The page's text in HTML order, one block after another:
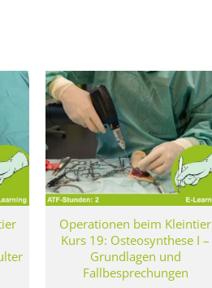
Operationen beim Kleintier
Kurs 19: Osteosynthese I –
Grundlagen und
Fallbesprechungen